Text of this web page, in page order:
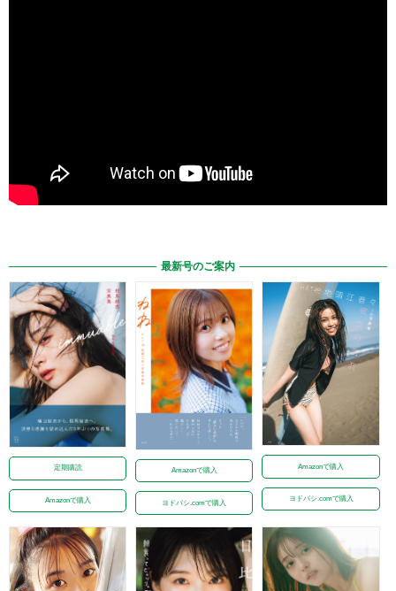
最新号のご案内
定期購読
Amazonで購入
Amazonで購入
ヨドバシ.comで購入
Amazonで購入
ヨドバシ.comで購入